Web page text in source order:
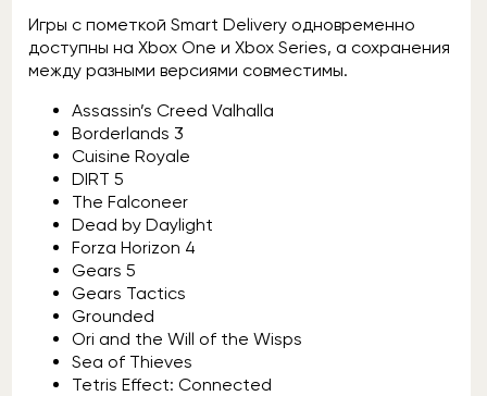
Игры с пометкой Smart Delivery одновременно
доступны на Xbox One и Xbox Series, а сохранения
между разными версиями совместимы.
Assassin’s Creed Valhalla
Borderlands 3
Cuisine Royale
DIRT 5
The Falconeer
Dead by Daylight
Forza Horizon 4
Gears 5
Gears Tactics
Grounded
Ori and the Will of the Wisps
Sea of Thieves
Tetris Effect: Connected